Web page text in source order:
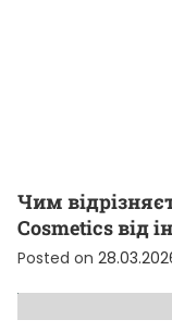
Чим
Cosmetics від
Posted on